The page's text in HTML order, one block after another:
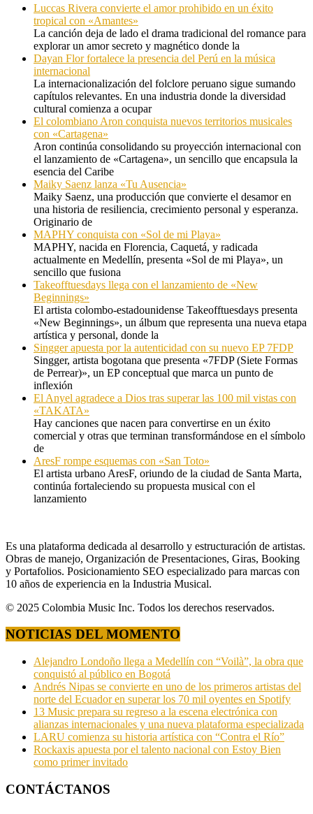
Luccas Rivera convierte el amor prohibido en un éxito
tropical con «Amantes»
La canción deja de lado el drama tradicional del romance para
explorar un amor secreto y magnético donde la
Dayan Flor fortalece la presencia del Perú en la música
internacional
La internacionalización del folclore peruano sigue sumando
capítulos relevantes. En una industria donde la diversidad
cultural comienza a ocupar
El colombiano Aron conquista nuevos territorios musicales
con «Cartagena»
Aron continúa consolidando su proyección internacional con
el lanzamiento de «Cartagena», un sencillo que encapsula la
esencia del Caribe
Maiky Saenz lanza «Tu Ausencia»
Maiky Saenz, una producción que convierte el desamor en
una historia de resiliencia, crecimiento personal y esperanza.
Originario de
MAPHY conquista con «Sol de mi Playa»
MAPHY, nacida en Florencia, Caquetá, y radicada
actualmente en Medellín, presenta «Sol de mi Playa», un
sencillo que fusiona
Takeofftuesdays llega con el lanzamiento de «New
Beginnings»
El artista colombo-estadounidense Takeofftuesdays presenta
«New Beginnings», un álbum que representa una nueva etapa
artística y personal, donde la
Singger apuesta por la autenticidad con su nuevo EP 7FDP
Singger, artista bogotana que presenta «7FDP (Siete Formas
de Perrear)», un EP conceptual que marca un punto de
inflexión
El Anyel agradece a Dios tras superar las 100 mil vistas con
«TAKATA»
Hay canciones que nacen para convertirse en un éxito
comercial y otras que terminan transformándose en el símbolo
de
AresF rompe esquemas con «San Toto»
El artista urbano AresF, oriundo de la ciudad de Santa Marta,
continúa fortaleciendo su propuesta musical con el
lanzamiento
Es una plataforma dedicada al desarrollo y estructuración de artistas.
Obras de manejo, Organización de Presentaciones, Giras, Booking
y Portafolios. Posicionamiento SEO especializado para marcas con
10 años de experiencia en la Industria Musical.
© 2025 Colombia Music Inc. Todos los derechos reservados.
NOTICIAS DEL MOMENTO
Alejandro Londoño llega a Medellín con “Voilà”, la obra que
conquistó al público en Bogotá
Andrés Nipas se convierte en uno de los primeros artistas del
norte del Ecuador en superar los 70 mil oyentes en Spotify
13 Music prepara su regreso a la escena electrónica con
alianzas internacionales y una nueva plataforma especializada
LARU comienza su historia artística con “Contra el Río”
Rockaxis apuesta por el talento nacional con Estoy Bien
como primer invitado
CONTÁCTANOS